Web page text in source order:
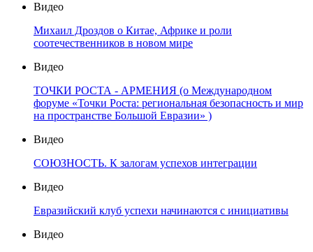
Видео
Михаил Дроздов о Китае, Африке и роли
соотечественников в новом мире
Видео
ТОЧКИ РОСТА - АРМЕНИЯ (о Международном
форуме «Точки Роста: региональная безопасность и мир
на пространстве Большой Евразии» )
Видео
СОЮЗНОСТЬ. К залогам успехов интеграции
Видео
Евразийский клуб успехи начинаются с инициативы
Видео